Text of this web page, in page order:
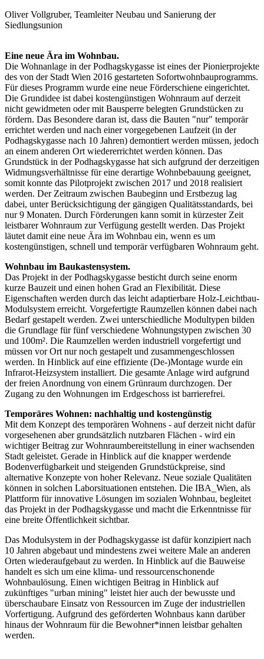
Oliver Vollgruber, Teamleiter Neubau und Sanierung der
Siedlungsunion
Eine neue Ära im Wohnbau.
Die Wohnanlage in der Podhagskygasse ist eines der Pionierprojekte
des von der Stadt Wien 2016 gestarteten Sofortwohnbauprogramms.
Für dieses Programm wurde eine neue Förderschiene eingerichtet.
Die Grundidee ist dabei kostengünstigen Wohnraum auf derzeit
nicht gewidmeten oder mit Bausperre belegten Grundstücken zu
fördern. Das Besondere daran ist, dass die Bauten "nur" temporär
errichtet werden und nach einer vorgegebenen Laufzeit (in der
Podhagskygasse nach 10 Jahren) demontiert werden müssen, jedoch
an einem anderen Ort wiedererrichtet werden können. Das
Grundstück in der Podhagskygasse hat sich aufgrund der derzeitigen
Widmungsverhältnisse für eine derartige Wohnbebauung geeignet,
somit konnte das Pilotprojekt zwischen 2017 und 2018 realisiert
werden. Der Zeitraum zwischen Baubeginn und Erstbezug lag
dabei, unter Berücksichtigung der gängigen Qualitätsstandards, bei
nur 9 Monaten. Durch Förderungen kann somit in kürzester Zeit
leistbarer Wohnraum zur Verfügung gestellt werden. Das Projekt
läutet damit eine neue Ära im Wohnbau ein, wenn es um
kostengünstigen, schnell und temporär verfügbaren Wohnraum geht.
Wohnbau im Baukastensystem.
Das Projekt in der Podhagskygasse besticht durch seine enorm
kurze Bauzeit und einen hohen Grad an Flexibilität. Diese
Eigenschaften werden durch das leicht adaptierbare Holz-Leichtbau-
Modulsystem erreicht. Vorgefertigte Raumzellen können dabei nach
Bedarf gestapelt werden. Zwei unterschiedliche Modultypen bilden
die Grundlage für fünf verschiedene Wohnungstypen zwischen 30
und 100m². Die Raumzellen werden industriell vorgefertigt und
müssen vor Ort nur noch gestapelt und zusammengeschlossen
werden. In Hinblick auf eine effiziente (De-)Montage wurde ein
Infrarot-Heizsystem installiert. Die gesamte Anlage wird aufgrund
der freien Anordnung von einem Grünraum durchzogen. Der
Zugang zu den Wohnungen im Erdgeschoss ist barrierefrei.
Temporäres Wohnen: nachhaltig und kostengünstig
Mit dem Konzept des temporären Wohnens - auf derzeit nicht dafür
vorgesehenen aber grundsätzlich nutzbaren Flächen - wird ein
wichtiger Beitrag zur Wohnraumbereitstellung in einer wachsenden
Stadt geleistet. Gerade in Hinblick auf die knapper werdende
Bodenverfügbarkeit und steigenden Grundstückpreise, sind
alternative Konzepte von hoher Relevanz. Neue soziale Qualitäten
können in solchen Laborsituationen entstehen. Die IBA_Wien, als
Plattform für innovative Lösungen im sozialen Wohnbau, begleitet
das Projekt in der Podhagskygasse und macht die Erkenntnisse für
eine breite Öffentlichkeit sichtbar.
Das Modulsystem in der Podhagskygasse ist dafür konzipiert nach
10 Jahren abgebaut und mindestens zwei weitere Male an anderen
Orten wiederaufgebaut zu werden. In Hinblick auf die Bauweise
handelt es sich um eine klima- und ressourcenschonende
Wohnbaulösung. Einen wichtigen Beitrag in Hinblick auf
zukünftiges "urban mining" leistet hier auch der bewusste und
überschaubare Einsatz von Ressourcen im Zuge der industriellen
Vorfertigung. Aufgrund des geförderten Wohnbaus kann darüber
hinaus der Wohnraum für die Bewohner*innen leistbar gehalten
werden.